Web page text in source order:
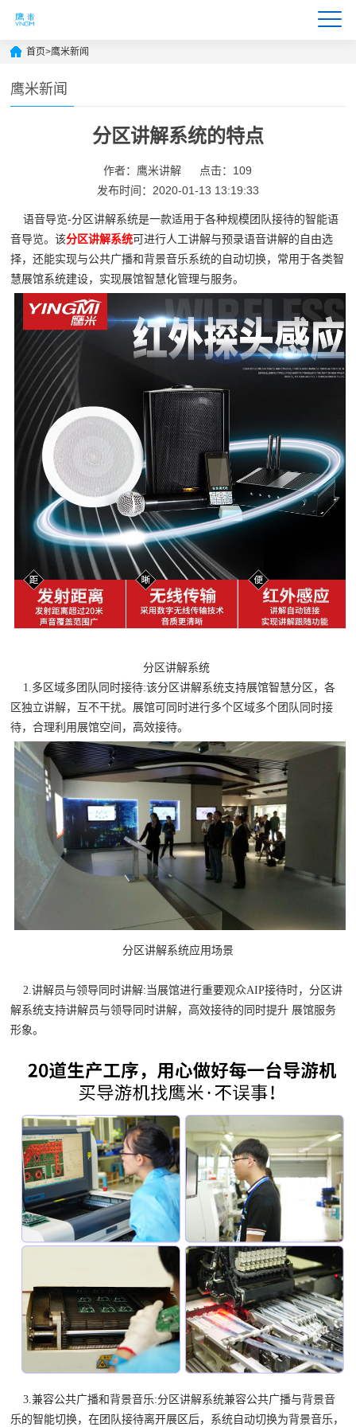
首页>鹰米新闻
鹰米新闻
分区讲解系统的特点
作者：鹰米讲解
点击：109
发布时间：2020-01-13 13:19:33
语音导览-分区讲解系统是一款适用于各种规模团队接待的智能语
音导览。该分区讲解系统可进行人工讲解与预录语音讲解的自由选
择，还能实现与公共广播和背景音乐系统的自动切换，常用于各类智
慧展馆系统建设，实现展馆智慧化管理与服务。
分区讲解系统
1.多区域多团队同时接待:该分区讲解系统支持展馆智慧分区，各
区独立讲解，互不干扰。展馆可同时进行多个区域多个团队同时接
待，合理利用展馆空间，高效接待。
分区讲解系统应用场景
2.讲解员与领导同时讲解: 当展馆进行重要观众AIP接待时，分区讲
解系统支持讲解员与领导同时讲解，高效接待的同时提升 展馆服务
形象。
3.兼容公共广播和背景音乐:分区讲解系统兼容公共广播与背景音
乐的智能切换，在团队接待离开展区后，系统自动切换为背景音乐，